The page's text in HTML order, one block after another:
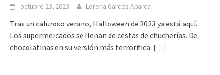
octubre 23, 2023 Lorena Garcés Abarca
Tras un caluroso verano, Halloween de 2023 ya está aquí.
Los supermercados se llenan de cestas de chucherías. De
chocolatinas en su versión más terrorífica. […]